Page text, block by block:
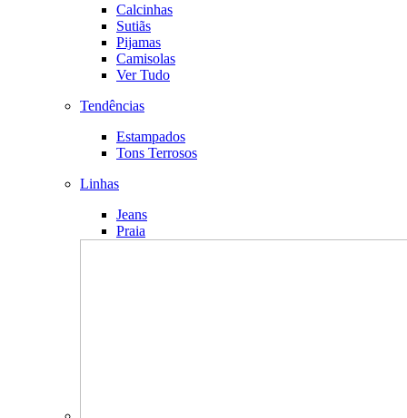
Calcinhas
Sutiãs
Pijamas
Camisolas
Ver Tudo
Tendências
Estampados
Tons Terrosos
Linhas
Jeans
Praia